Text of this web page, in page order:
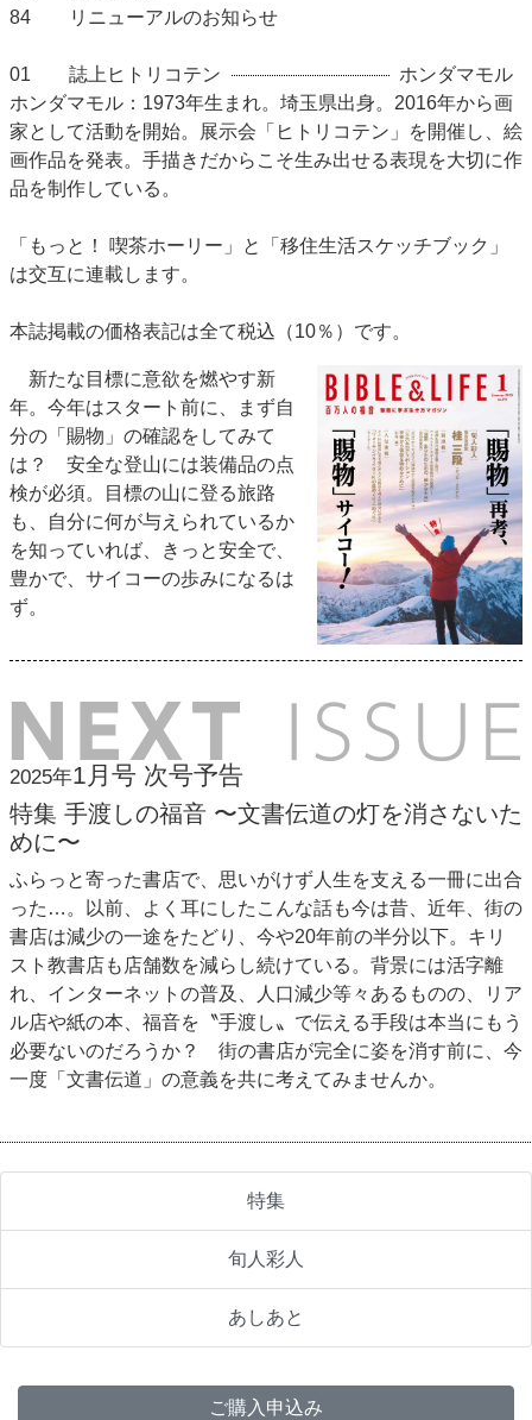
84
リニューアルのお知らせ
01 誌上ヒトリコテン
ホンダマモル
ホンダマモル：1973年生まれ。埼玉県出身。2016年から画
家として活動を開始。展示会「ヒトリコテン」を開催し、絵
画作品を発表。手描きだからこそ生み出せる表現を大切に作
品を制作している。
「もっと！ 喫茶ホーリー」と「移住生活スケッチブック」
は交互に連載します。
本誌掲載の価格表記は全て税込（10％）です。
新たな目標に意欲を燃やす新
年。今年はスタート前に、まず自
分の「賜物」の確認をしてみて
は？ 安全な登山には装備品の点
検が必須。目標の山に登る旅路
も、自分に何が与えられているか
を知っていれば、きっと安全で、
豊かで、サイコーの歩みになるは
ず。
2025年1月号 次号予告
特集 手渡しの福音 〜文書伝道の灯を消さないた
めに〜
ふらっと寄った書店で、思いがけず人生を支える一冊に出合
った…。以前、よく耳にしたこんな話も今は昔、近年、街の
書店は減少の一途をたどり、今や20年前の半分以下。キリ
スト教書店も店舗数を減らし続けている。背景には活字離
れ、インターネットの普及、人口減少等々あるものの、リア
ル店や紙の本、福音を〝手渡し〟で伝える手段は本当にもう
必要ないのだろうか？ 街の書店が完全に姿を消す前に、今
一度「文書伝道」の意義を共に考えてみませんか。
特集
旬人彩人
あしあと
ご購入申込み